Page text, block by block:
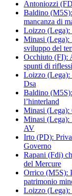
Antoniozzi
Baldino
mancanza di
Loizzo (Lega):
Minasi (Lega):
sviluppo del
Occhiuto (FI):
spunti di
Loizzo (Lega):
Dsa
Baldino
l’hinterland
Minasi (Lega):
Minasi (Lega):
AV
Irto (PD):
Governo
Rapani (Fdi)
del Mercure
Orrico (M5S):
patrimonio
Loizzo (Lega):